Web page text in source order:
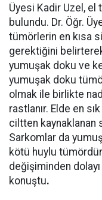
Üyesi Kadir Uzel, el
bulundu. Dr. Öğr.
tümörlerin en kısa
gerektiğini
yumuşak doku ve
yumuşak doku
olmak ile birlikte
rastlanır. Elde en
ciltten kaynaklanan
Sarkomlar da
kötü huylu
değişiminden
konuştu.